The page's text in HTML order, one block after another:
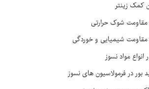
زینتر
شوک حرارتی
شیمیایی و خوردگی
مواد نسوز
در فرمولاسیون های نسوز